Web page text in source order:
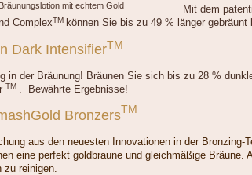
mit echtem Gold
Mit dem
ComplexTM können Sie bis zu 49 % länger gebräunt
Dark IntensifierTM
in der Bräunung! Bräunen Sie sich bis zu 28 %
TM . Bewährte Ergebnisse!
BronzersTM
aus den neuesten Innovationen in der Bronzing-
eine perfekt goldbraune und gleichmäßige Bräune.
zu reinigen.